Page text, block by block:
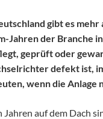
Versicherung
Formulare
gibt es
Jahren der Branche
geprüft oder
defekt ist,
wenn die Anlage
Jahren auf dem Dach